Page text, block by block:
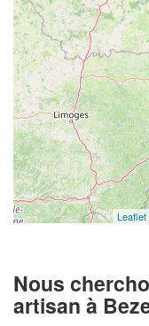
Leaflet
Nous
artisan à